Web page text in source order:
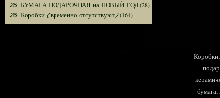
25. БУМАГА ПОДАРОЧНАЯ на НОВЫЙ ГОД(28)
26. Коробки (временно отсутствуют)(164)